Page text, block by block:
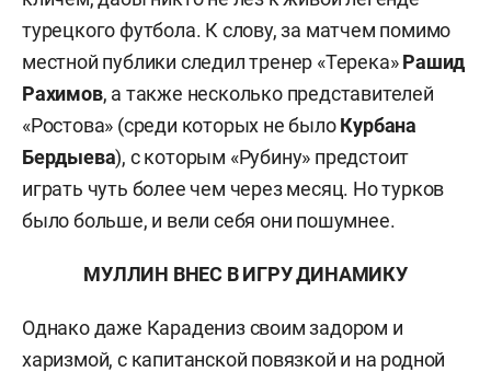
турецкого футбола. К слову, за матчем помимо
местной публики следил тренер «Терека»Рашид
Рахимов, а также несколько представителей
«Ростова» (среди которых не былоКурбана
Бердыева), с которым «Рубину» предстоит
играть чуть более чем через месяц. Но турков
было больше, и вели себя они пошумнее.
МУЛЛИН ВНЕС В ИГРУ ДИНАМИКУ
Однако даже Карадениз своим задором и
харизмой, с капитанской повязкой и на родной